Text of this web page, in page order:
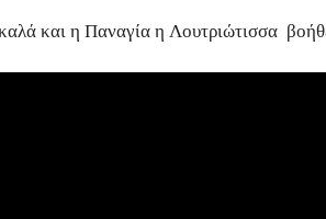
και η Παναγία η Λουτριώτισσα